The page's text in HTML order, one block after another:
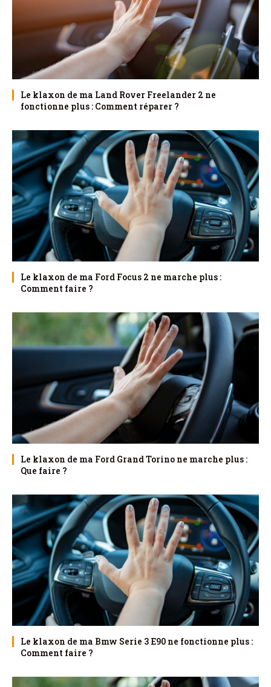
Le klaxon de ma Land Rover Freelander 2 ne
fonctionne plus : Comment réparer ?
Le klaxon de ma Ford Focus 2 ne marche plus :
Comment faire ?
Le klaxon de ma Ford Grand Torino ne marche plus :
Que faire ?
Le klaxon de ma Bmw Serie 3 E90 ne fonctionne plus :
Comment faire ?